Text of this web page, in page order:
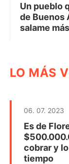
Un pueblo
de Buenos
salame
LO MÁS
06. 07. 2023
Es de
cobrar y
tiempo